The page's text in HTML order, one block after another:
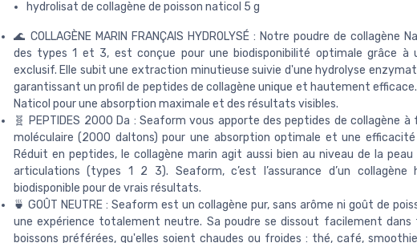
hydrolisat de collagène de poisson naticol 5 g
🌊 COLLAGÈNE MARIN FRANÇAIS HYDROLYSÉ : Notre poudre de collagène
des types 1 et 3, est conçue pour une biodisponibilité optimale grâce à
exclusif. Elle subit une extraction minutieuse suivie d'une hydrolyse
garantissant un profil de peptides de collagène unique et hautement
Naticol pour une absorption maximale et des résultats visibles.
🧬 PEPTIDES 2000 Da : Seaform vous apporte des peptides de collagène à
moléculaire (2000 daltons) pour une absorption optimale et une
Réduit en peptides, le collagène marin agit aussi bien au niveau de la peau
articulations (types 1 2 3). Seaform, c’est l’assurance d’un collagène
biodisponible pour de vrais résultats.
🍵 GOÛT NEUTRE : Seaform est un collagène pur, sans arôme ni goût de
une expérience totalement neutre. Sa poudre se dissout facilement
boissons préférées, qu'elles soient chaudes ou froides : thé, café,